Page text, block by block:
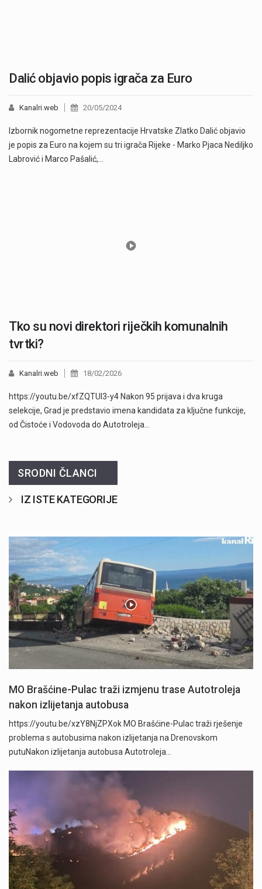
Dalić objavio popis igrača za Euro
Kanalri.web 20/05/2024
Izbornik nogometne reprezentacije Hrvatske Zlatko Dalić objavio
je popis za Euro na kojem su tri igrača Rijeke - Marko Pjaca Nediljko
Labrović i Marco Pašalić,…
Tko su novi direktori riječkih komunalnih
tvrtki?
Kanalri.web 18/02/2026
https://youtu.be/xfZQTUl3-y4 Nakon 95 prijava i dva kruga
selekcije, Grad je predstavio imena kandidata za ključne funkcije,
od Čistoće i Vodovoda do Autotroleja…
SRODNI ČLANCI
IZ ISTE KATEGORIJE
MO Brašćine-Pulac traži izmjenu trase Autotroleja
nakon izlijetanja autobusa
https://youtu.be/xzY8NjZPXok MO Brašćine-Pulac traži rješenje
problema s autobusima nakon izlijetanja na Drenovskom
putuNakon izlijetanja autobusa Autotroleja…